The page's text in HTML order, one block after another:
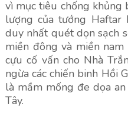
vì mục tiêu chống khủng
lượng của tướng Haftar
duy nhất quét dọn sạch
miền đông và miền
cựu cố vấn cho Nhà
ngừa các chiến binh Hồi
là mầm mống đe dọa an
Tây.